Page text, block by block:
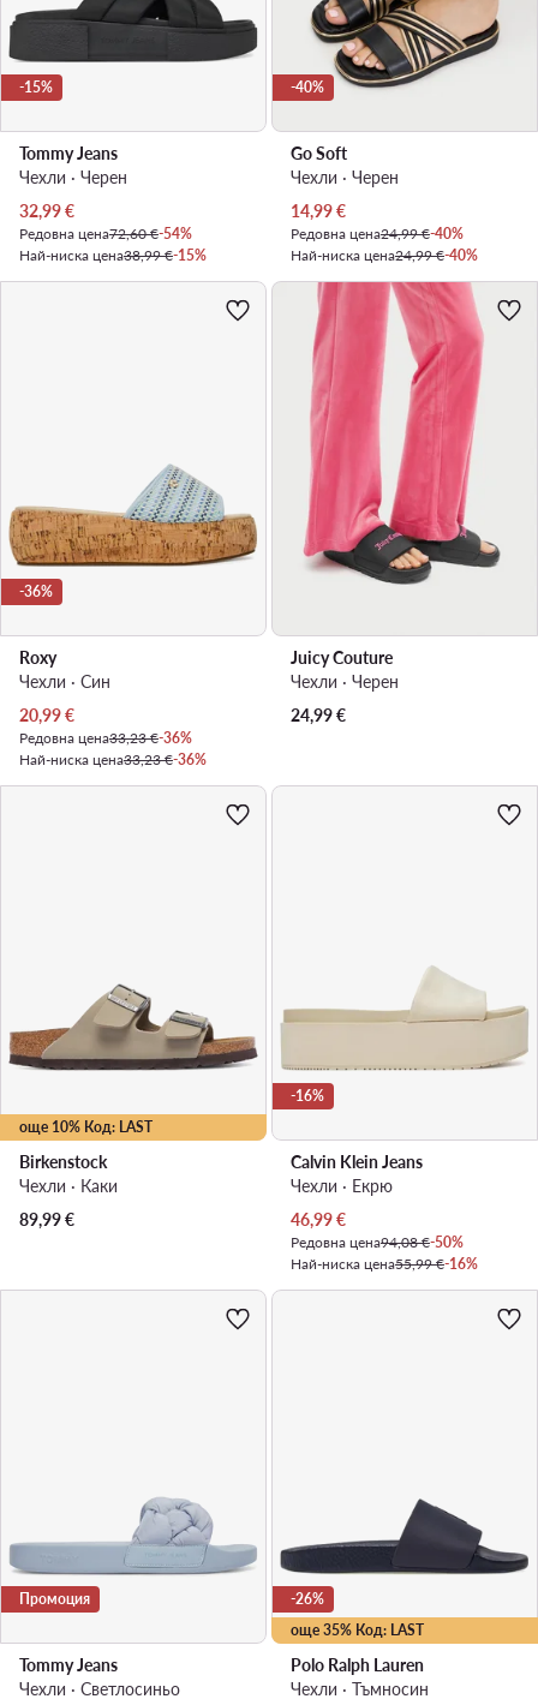
-15%
Tommy Jeans
Чехли · Черен
Актуална цена
32,99€
Редовна цена72,60 €-54%
Най-ниска цена38,99 €-15%
-40%
Go Soft
Чехли · Черен
Актуална цена
14,99€
Редовна цена24,99 €-40%
Най-ниска цена24,99 €-40%
-36%
Roxy
Чехли · Син
Актуална цена
20,99€
Редовна цена33,23 €-36%
Най-ниска цена33,23 €-36%
Juicy Couture
Чехли · Черен
24,99€
още 10% Код: LAST
Birkenstock
Чехли · Каки
89,99€
-16%
Calvin Klein Jeans
Чехли · Екрю
Актуална цена
46,99€
Редовна цена94,08 €-50%
Най-ниска цена55,99 €-16%
Промоция
Tommy Jeans
Чехли · Светлосиньо
още 35% Код: LAST
-26%
Polo Ralph Lauren
Чехли · Тъмносин